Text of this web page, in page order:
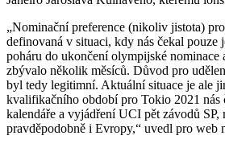
„Nominační preference (nikoliv jistota)
definovaná v situaci, kdy nás čekal pouze
poháru do ukončení olympijské nominace
zbývalo několik měsíců. Důvod pro
byl tedy legitimní. Aktuální situace je ale
kvalifikačního období pro Tokio 2021 nás
kalendáře a vyjádření UCI pět závodů SP,
pravděpodobně i Evropy,“ uvedl pro web